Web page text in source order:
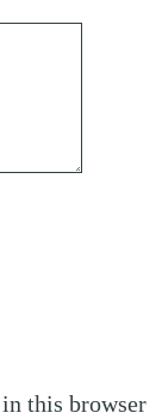
this browser